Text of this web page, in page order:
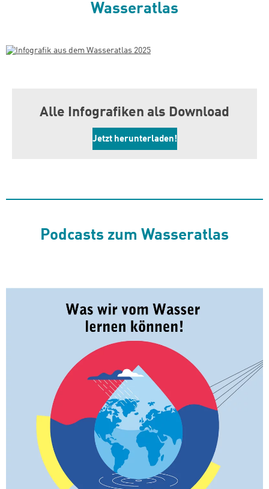
Wasseratlas
Alle Infografiken als Download
Jetzt herunterladen!
Podcasts zum Wasseratlas